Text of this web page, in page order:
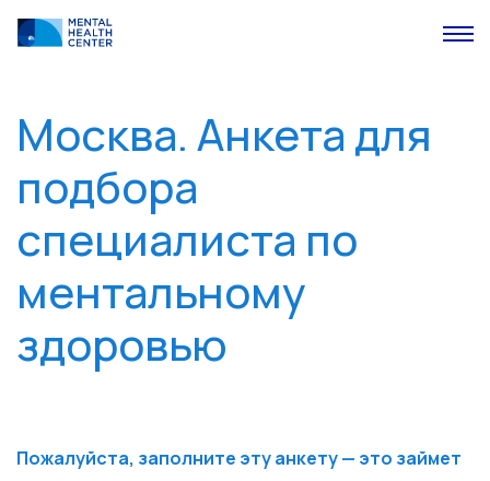
Москва. Анкета для
подбора
специалиста по
ментальному
здоровью
Пожалуйста, заполните эту анкету — это займет